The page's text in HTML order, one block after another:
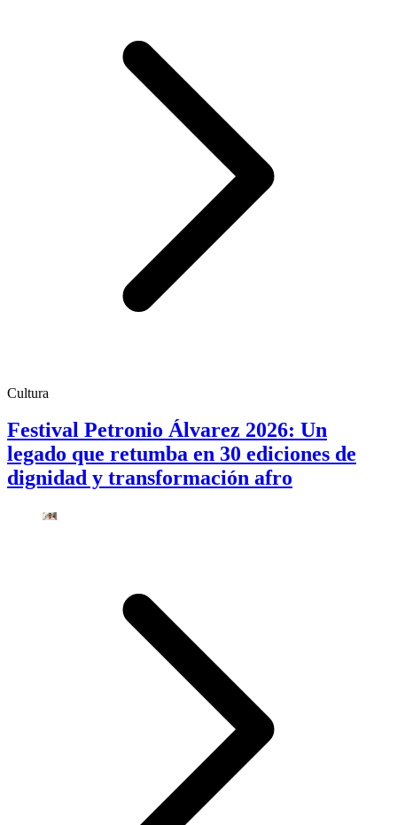
Cultura
Festival Petronio Álvarez 2026: Un
legado que retumba en 30 ediciones de
dignidad y transformación afro